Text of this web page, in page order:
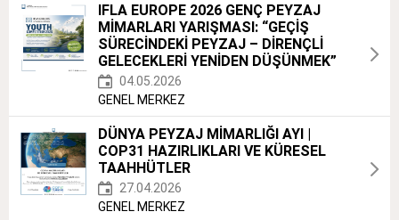
IFLA EUROPE 2026 GENÇ PEYZAJ
MİMARLARI YARIŞMASI: “GEÇİŞ
SÜRECİNDEKİ PEYZAJ – DİRENÇLİ
GELECEKLERİ YENİDEN DÜŞÜNMEK”
04.05.2026
GENEL MERKEZ
DÜNYA PEYZAJ MİMARLIĞI AYI |
COP31 HAZIRLIKLARI VE KÜRESEL
TAAHHÜTLER
27.04.2026
GENEL MERKEZ